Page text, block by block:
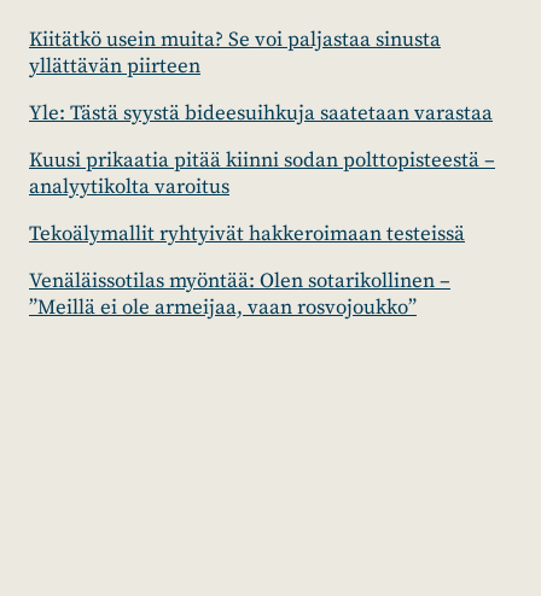
Kiitätkö usein muita? Se voi paljastaa sinusta
yllättävän piirteen
Yle: Tästä syystä bideesuihkuja saatetaan varastaa
Kuusi prikaatia pitää kiinni sodan polttopisteestä –
analyytikolta varoitus
Tekoälymallit ryhtyivät hakkeroimaan testeissä
Venäläissotilas myöntää: Olen sotarikollinen –
”Meillä ei ole armeijaa, vaan rosvojoukko”